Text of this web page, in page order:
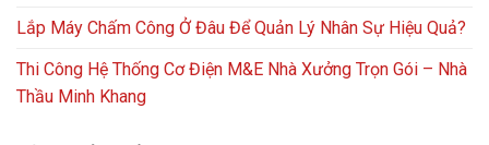
Lắp Máy Chấm Công Ở Đâu Để Quản Lý Nhân Sự Hiệu Quả?
Thi Công Hệ Thống Cơ Điện M&E Nhà Xưởng Trọn Gói – Nhà
Thầu Minh Khang